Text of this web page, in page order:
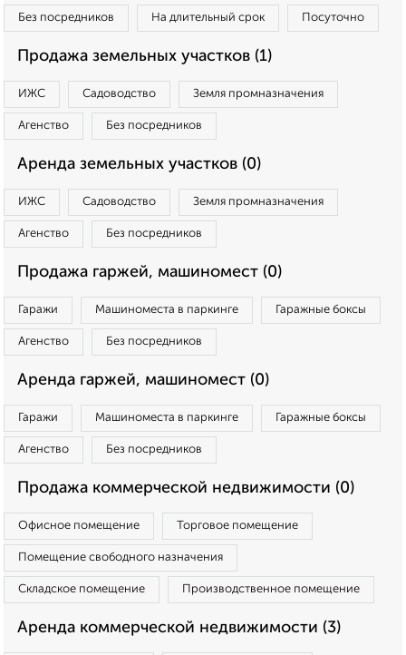
Без посредников На длительный срок Посуточно
Продажа земельных участков (1)
ИЖС Садоводство Земля промназначения
Агенство Без посредников
Аренда земельных участков (0)
ИЖС Садоводство Земля промназначения
Агенство Без посредников
Продажа гаржей, машиномест (0)
Гаражи Машиноместа в паркинге Гаражные боксы
Агенство Без посредников
Аренда гаржей, машиномест (0)
Гаражи Машиноместа в паркинге Гаражные боксы
Агенство Без посредников
Продажа коммерческой недвижимости (0)
Офисное помещение Торговое помещение
Помещение свободного назначения
Складское помещение Производственное помещение
Аренда коммерческой недвижимости (3)